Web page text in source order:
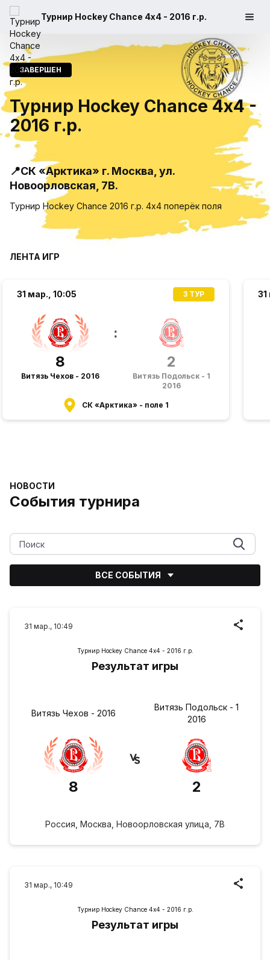
Турнир Hockey Chance 4х4 - 2016 г.р.
ЗАВЕРШЕН
Турнир Hockey Chance 4х4 -
2016 г.р.
📍СК «Арктика» г. Москва, ул.
Новоорловская, 7В.
Турнир Hockey Chance 2016 г.р. 4х4 поперëк поля
ЛЕНТА ИГР
31 мар., 10:05 3 ТУР
8
Витязь Чехов - 2016
:
2
Витязь Подольск - 1
2016
СК «Арктика» - поле 1
НОВОСТИ
События турнира
ВСЕ СОБЫТИЯ
31 мар., 10:49
Турнир Hockey Chance 4х4 - 2016 г.р.
Результат игры
Витязь Чехов - 2016
8
Витязь Подольск - 1
2016
2
Россия, Москва, Новоорловская улица, 7В
31 мар., 10:49
Турнир Hockey Chance 4х4 - 2016 г.р.
Результат игры